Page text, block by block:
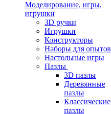
Моделирование, игры,
игрушки
3D ручки
Игрушки
Конструкторы
Наборы для опытов
Настольные игры
Пазлы
3D пазлы
Деревянные
пазлы
Классические
пазлы